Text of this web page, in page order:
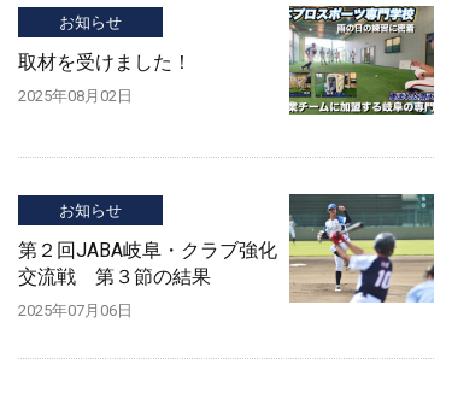
お知らせ
取材を受けました！
2025年08月02日
お知らせ
第２回JABA岐阜・クラブ強化
交流戦 第３節の結果
2025年07月06日